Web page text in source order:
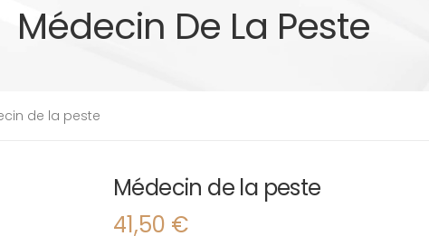
Médecin De La Peste
de la peste
Médecin de la peste
41,50 €